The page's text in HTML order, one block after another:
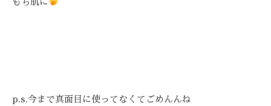
p.s.今まで真面目に使ってなくてごめんんね